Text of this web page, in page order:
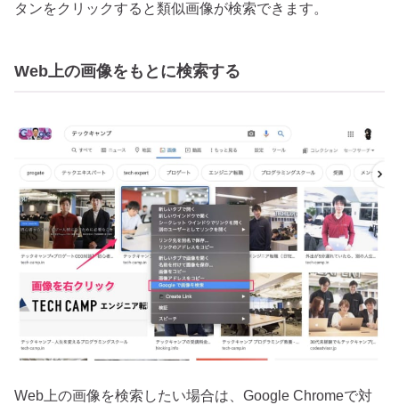
タンをクリックすると類似画像が検索できます。
Web上の画像をもとに検索する
Web上の画像を検索したい場合は、Google Chromeで対